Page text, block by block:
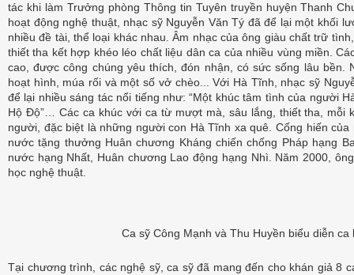
tác khi làm Trưởng phòng Thông tin Tuyên truyền huyện Thanh
hoạt động nghệ thuật, nhạc sỹ Nguyễn Văn Tý đã để lại một khối
nhiều đề tài, thể loại khác nhau. Âm nhạc của ông giàu chất trữ
thiết tha kết hợp khéo léo chất liệu dân ca của nhiều vùng miền.
cao, được công chúng yêu thích, đón nhận, có sức sống lâu bền.
hoạt hình, múa rối và một số vở chèo... Với Hà Tĩnh, nhạc sỹ
để lại nhiều sáng tác nổi tiếng như: “Một khúc tâm tình của người
Hộ Độ”… Các ca khúc với ca từ mượt mà, sâu lắng, thiết tha, mỗi
người, đặc biệt là những người con Hà Tĩnh xa quê. Cống hiến
nước tặng thưởng Huân chương Kháng chiến chống Pháp hạng
nước hạng Nhất, Huân chương Lao động hạng Nhì. Năm 2000,
học nghệ thuật.
Ca sỹ Công Mạnh và Thu Huyền biểu diễn
Tại chương trình, các nghệ sỹ, ca sỹ đã mang đến cho khán giả 8